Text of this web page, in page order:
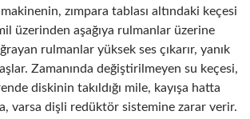
zımpara tablası altındaki keçesi
üzerinden aşağıya rulmanlar üzerine
rulmanlar yüksek ses çıkarır, yanık
Zamanında değiştirilmeyen su keçesi,
diskinin takıldığı mile, kayışa hatta
varsa dişli redüktör sistemine zarar verir.